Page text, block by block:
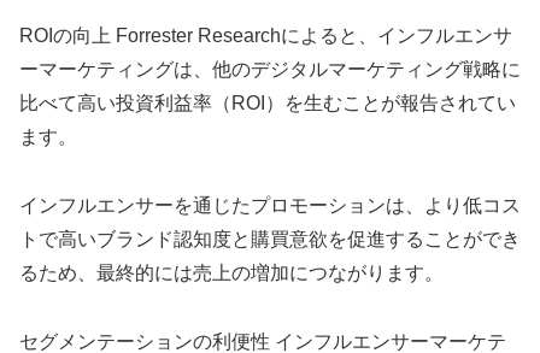
ROIの向上 Forrester Researchによると、インフルエンサ
ーマーケティングは、他のデジタルマーケティング戦略に
比べて高い投資利益率（ROI）を生むことが報告されてい
ます。
インフルエンサーを通じたプロモーションは、より低コス
トで高いブランド認知度と購買意欲を促進することができ
るため、最終的には売上の増加につながります。
セグメンテーションの利便性 インフルエンサーマーケテ